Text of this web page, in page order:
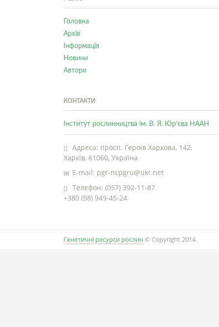
Головна
Архів
Інформація
Новини
Автори
КОНТАКТИ
Інститут рослинництва ім. В. Я. Юр’єва НААН
Адреса: просп. Героїв Харкова, 142,
Харків, 61060, Україна
E-mail: pgr-ncpgru@ukr.net
Телефон: (057) 392-11-87
+380 (98) 949-45-24
Генетичні ресурси рослин © Copyright 2014.